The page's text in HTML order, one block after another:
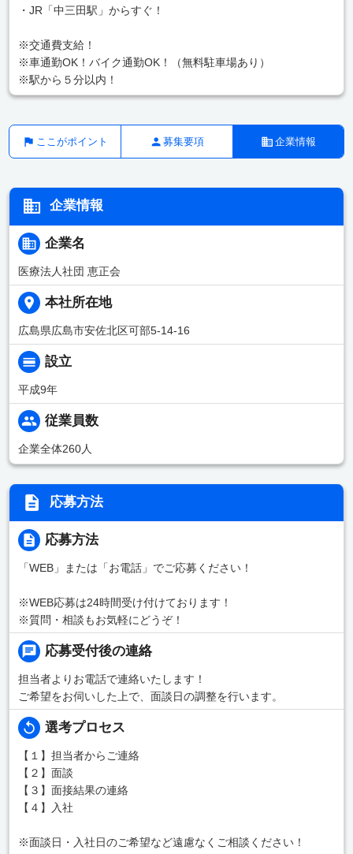
・JR「中三田駅」からすぐ！
※交通費支給！
※車通勤OK！バイク通勤OK！（無料駐車場あり）
※駅から５分以内！
ここがポイント 募集要項 企業情報
企業情報
企業名
医療法人社団 恵正会
本社所在地
広島県広島市安佐北区可部5-14-16
設立
平成9年
従業員数
企業全体260人
応募方法
応募方法
「WEB」または「お電話」でご応募ください！
※WEB応募は24時間受け付けております！
※質問・相談もお気軽にどうぞ！
応募受付後の連絡
担当者よりお電話で連絡いたします！
ご希望をお伺いした上で、面談日の調整を行います。
選考プロセス
【１】担当者からご連絡
【２】面談
【３】面接結果の連絡
【４】入社
※面談日・入社日のご希望など遠慮なくご相談ください！